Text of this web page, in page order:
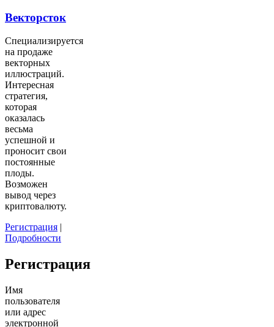
Векторсток
Специализируется
на продаже
векторных
иллюстраций.
Интересная
стратегия,
которая
оказалась
весьма
успешной и
проносит свои
постоянные
плоды.
Возможен
вывод через
криптовалюту.
Регистрация |
Подробности
Регистрация
Имя
пользователя
или адрес
электронной